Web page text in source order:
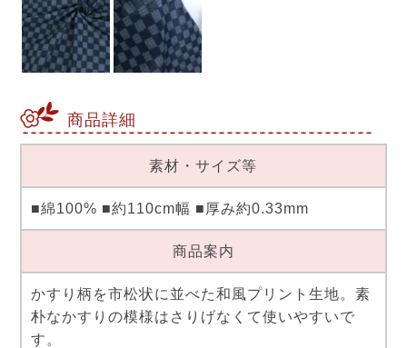
商品詳細
素材・サイズ等
■綿100% ■約110cm幅 ■厚み約0.33mm
商品案内
かすり柄を市松状に並べた和風プリント生地。素
朴なかすりの模様はさりげなくて使いやすいで
す。